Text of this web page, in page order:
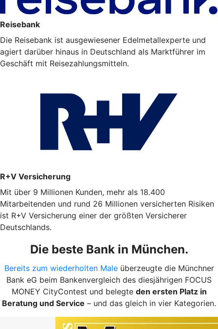
Reisebank
Die Reisebank ist ausgewiesener Edelmetallexperte und
agiert darüber hinaus in Deutschland als Marktführer im
Geschäft mit Reisezahlungsmitteln.
R+V Versicherung
Mit über 9 Millionen Kunden, mehr als 18.400
Mitarbeitenden und rund 26 Millionen versicherten Risiken
ist R+V Versicherung einer der größten Versicherer
Deutschlands.
Die beste Bank in München.
Bereits zum wiederholten Maleüberzeugte die Münchner
Bank eG beim Bankenvergleich des diesjährigen FOCUS
MONEY CityContest und belegte den ersten Platz in
Beratung und Service – und das gleich in vier Kategorien.